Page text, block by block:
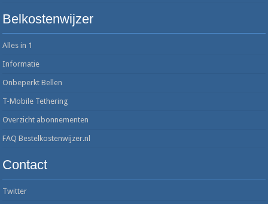
Belkostenwijzer
Alles in 1
Informatie
Onbeperkt Bellen
T-Mobile Tethering
Overzicht abonnementen
FAQ Bestelkostenwijzer.nl
Contact
Twitter